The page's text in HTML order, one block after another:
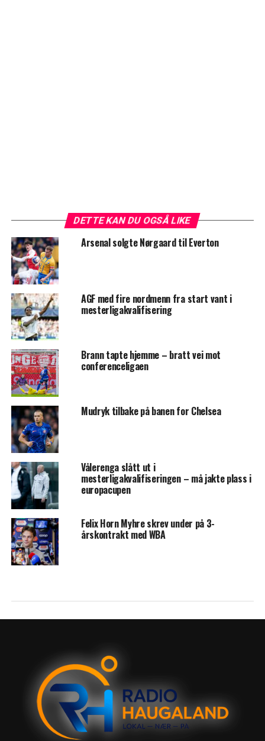
DETTE KAN DU OGSÅ LIKE
Arsenal solgte Nørgaard til Everton
AGF med fire nordmenn fra start vant i
mesterligakvalifisering
Brann tapte hjemme – bratt vei mot
conferenceligaen
Mudryk tilbake på banen for Chelsea
Vålerenga slått ut i
mesterligakvalifiseringen – må jakte plass i
europacupen
Felix Horn Myhre skrev under på 3-
årskontrakt med WBA